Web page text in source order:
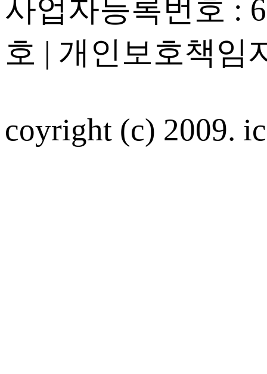
사업자등록번호 :
호 | 개인보호책임
coyright (c) 2009.